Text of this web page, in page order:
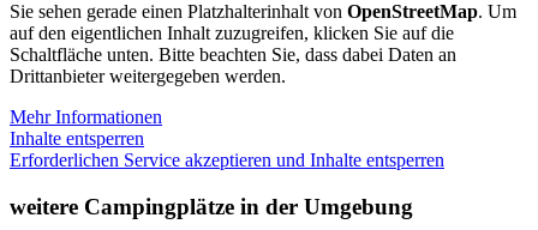
Sie sehen gerade einen Platzhalterinhalt von OpenStreetMap. Um
auf den eigentlichen Inhalt zuzugreifen, klicken Sie auf die
Schaltfläche unten. Bitte beachten Sie, dass dabei Daten an
Drittanbieter weitergegeben werden.
Mehr Informationen
Inhalte entsperren
Erforderlichen Service akzeptieren und Inhalte entsperren
weitere Campingplätze in der Umgebung